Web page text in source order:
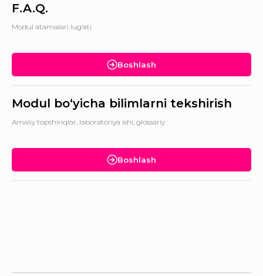
F.A.Q.
Modul atamalari lug‘ati
Boshlash
Modul bo‘yicha bilimlarni tekshirish
Amaliy topshiriqlar, laboratoriya ishi, glossariy
Boshlash